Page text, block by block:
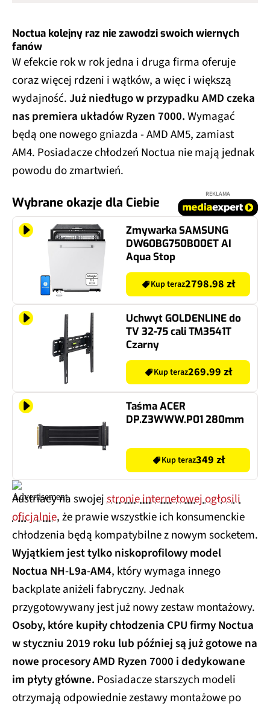
Noctua kolejny raz nie zawodzi swoich wiernych
fanów
W efekcie rok w rok jedna i druga firma oferuje
coraz więcej rdzeni i wątków, a więc i większą
wydajność.Już niedługo w przypadku AMD czeka
nas premiera układów Ryzen 7000.Wymagać
będą one nowego gniazda - AMD AM5, zamiast
AM4. Posiadacze chłodzeń Noctua nie mają jednak
powodu do zmartwień.
Wybrane okazje dla Ciebie
REKLAMA
Zmywarka SAMSUNG
DW60BG750B00ET AI
Aqua Stop
Kup teraz2798.98 zł
Uchwyt GOLDENLINE do
TV 32-75 cali TM3541T
Czarny
Kup teraz269.99 zł
Taśma ACER
DP.Z3WWW.P01 280mm
Kup teraz349 zł
Austriacy na swojejstronie internetowej ogłosili
oficjalnie, że prawie wszystkie ich konsumenckie
chłodzenia będą kompatybilne z nowym socketem.
Wyjątkiem jest tylko niskoprofilowy model
Noctua NH-L9a-AM4, który wymaga innego
backplate aniżeli fabryczny. Jednak
przygotowywany jest już nowy zestaw montażowy.
Osoby, które kupiły chłodzenia CPU firmy Noctua
w styczniu 2019 roku lub później są już gotowe na
nowe procesory AMD Ryzen 7000 i dedykowane
im płyty główne. Posiadacze starszych modeli
otrzymają odpowiednie zestawy montażowe po